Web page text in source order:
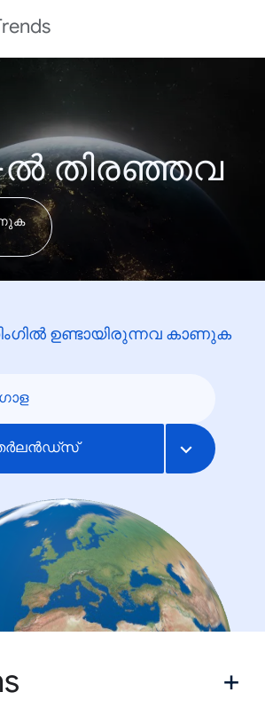
ൽ തിരഞ്ഞവ
ഉണ്ടായിരുന്നവ കാണുക